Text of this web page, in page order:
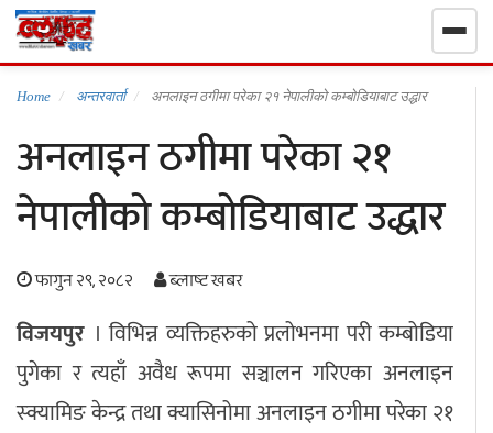
गृहपृष्ठ
निर्वाचन खबर
समाचार
राजनीति
राष्ट्रिय
खेलकुद
Home अन्तरवार्ता अनलाइन ठगीमा परेका २१ नेपालीको कम्बोडियाबाट उद्धार
अनलाइन ठगीमा परेका २१
नेपालीको कम्बोडियाबाट उद्धार
फागुन २९, २०८२ ब्लाष्ट खबर
विजयपुर । विभिन्न व्यक्तिहरुको प्रलोभनमा परी कम्बोडिया
पुगेका र त्यहाँ अवैध रूपमा सञ्चालन गरिएका अनलाइन
स्क्यामिङ केन्द्र तथा क्यासिनोमा अनलाइन ठगीमा परेका २१